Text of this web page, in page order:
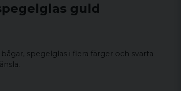
guld
spegelglas i flera färger och svarta